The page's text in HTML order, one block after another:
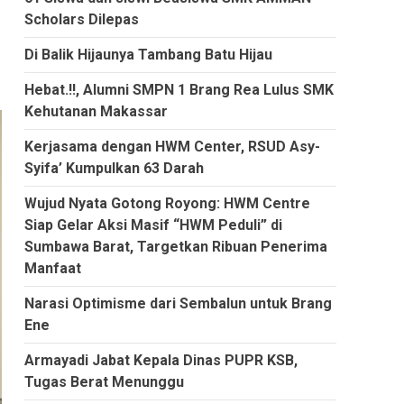
Scholars Dilepas
Di Balik Hijaunya Tambang Batu Hijau
Hebat.!!, Alumni SMPN 1 Brang Rea Lulus SMK
Kehutanan Makassar
Kerjasama dengan HWM Center, RSUD Asy-
Syifa’ Kumpulkan 63 Darah
Wujud Nyata Gotong Royong: HWM Centre
Siap Gelar Aksi Masif “HWM Peduli” di
Sumbawa Barat, Targetkan Ribuan Penerima
Manfaat
Narasi Optimisme dari Sembalun untuk Brang
Ene
Armayadi Jabat Kepala Dinas PUPR KSB,
Tugas Berat Menunggu